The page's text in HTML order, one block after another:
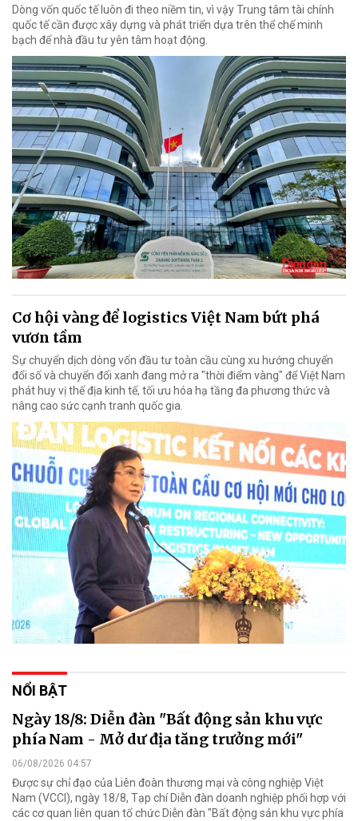
Dòng vốn quốc tế luôn đi theo niềm tin, vì vậy Trung tâm tài chính
quốc tế cần được xây dựng và phát triển dựa trên thể chế minh
bạch để nhà đầu tư yên tâm hoạt động.
Cơ hội vàng để logistics Việt Nam bứt phá
vươn tầm
Sự chuyển dịch dòng vốn đầu tư toàn cầu cùng xu hướng chuyển
đổi số và chuyển đổi xanh đang mở ra "thời điểm vàng" để Việt Nam
phát huy vị thế địa kinh tế, tối ưu hóa hạ tầng đa phương thức và
nâng cao sức cạnh tranh quốc gia.
NỔI BẬT
Ngày 18/8: Diễn đàn "Bất động sản khu vực
phía Nam - Mở dư địa tăng trưởng mới"
06/08/2026 04:57
Được sự chỉ đạo của Liên đoàn thương mại và công nghiệp Việt
Nam (VCCI), ngày 18/8, Tạp chí Diễn đàn doanh nghiệp phối hợp với
các cơ quan liên quan tổ chức Diễn đàn "Bất động sản khu vực phía